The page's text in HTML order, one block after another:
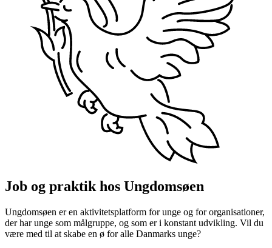
Job og praktik hos Ungdomsøen
Ungdomsøen er en aktivitetsplatform for unge og for organisationer,
der har unge som målgruppe, og som er i konstant udvikling. Vil du
være med til at skabe en ø for alle Danmarks unge?